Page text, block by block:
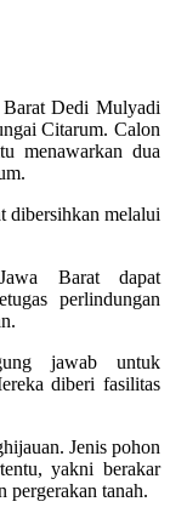
Dedi Mulyadi
Citarum. Calon
menawarkan dua
dibersihkan melalui
Barat dapat
perlindungan
jawab untuk
diberi fasilitas
Jenis pohon
yakni berakar
pergerakan tanah.